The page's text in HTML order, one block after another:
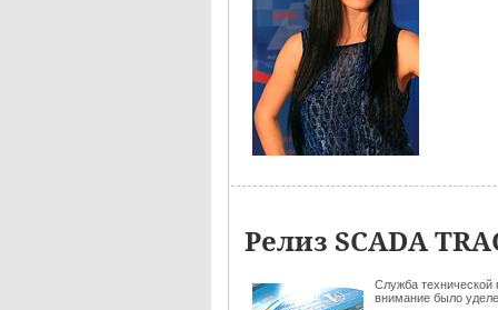
Релиз SCADA
Служба
внимание было